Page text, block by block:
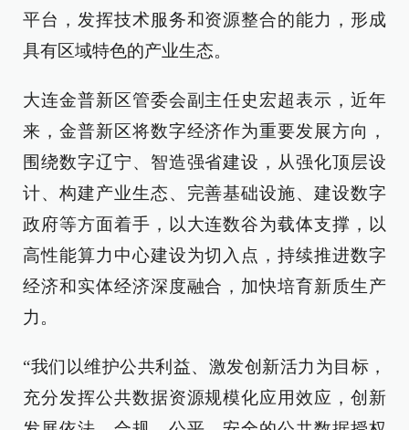
平台，发挥技术服务和资源整合的能力，形成
具有区域特色的产业生态。
大连金普新区管委会副主任史宏超表示，近年
来，金普新区将数字经济作为重要发展方向，
围绕数字辽宁、智造强省建设，从强化顶层设
计、构建产业生态、完善基础设施、建设数字
政府等方面着手，以大连数谷为载体支撑，以
高性能算力中心建设为切入点，持续推进数字
经济和实体经济深度融合，加快培育新质生产
力。
“我们以维护公共利益、激发创新活力为目标，
充分发挥公共数据资源规模化应用效应，创新